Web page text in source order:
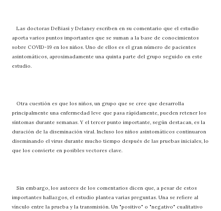
Las doctoras DeBiasi y Delaney escriben en su comentario que el estudio
aporta varios puntos importantes que se suman a la base de conocimientos
sobre COVID-19 en los niños. Uno de ellos es el gran número de pacientes
asintomáticos, aproximadamente una quinta parte del grupo seguido en este
estudio.
Otra cuestión es que los niños, un grupo que se cree que desarrolla
principalmente una enfermedad leve que pasa rápidamente, pueden retener los
síntomas durante semanas. Y el tercer punto importante, según destacan, es la
duración de la diseminación viral. Incluso los niños asintomáticos continuaron
diseminando el virus durante mucho tiempo después de las pruebas iniciales, lo
que los convierte en posibles vectores clave.
Sin embargo, los autores de los comentarios dicen que, a pesar de estos
importantes hallazgos, el estudio plantea varias preguntas. Una se refiere al
vínculo entre la prueba y la transmisión. Un "positivo" o "negativo" cualitativo